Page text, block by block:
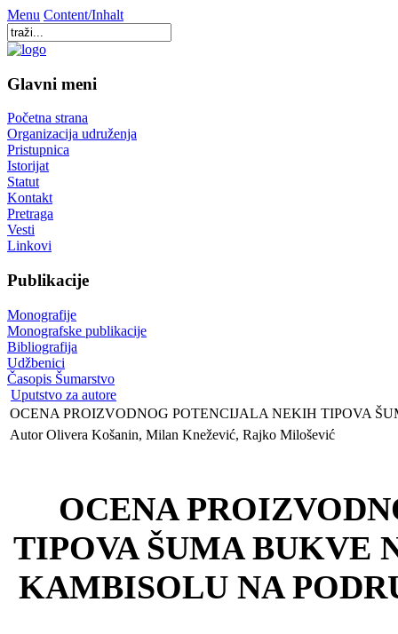
Menu Content/Inhalt
Glavni meni
Početna strana
Organizacija udruženja
Pristupnica
Istorijat
Statut
Kontakt
Pretraga
Vesti
Linkovi
Publikacije
Monografije
Monografske publikacije
Bibliografija
Udžbenici
Časopis Šumarstvo
Uputstvo za autore
OCENA PROIZVODNOG POTENCIJALA NEKIH TIPOVA
Autor Olivera Košanin, Milan Knežević, Rajko Milošević
OCENA
TIPOVA ŠUMA BUKVE
KAMBISOLU NA